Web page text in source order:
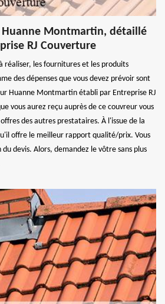
Huanne Montmartin, détaillé
RJ Couverture
réaliser, les fournitures et les produits
des dépenses que vous devez prévoir sont
Huanne Montmartin établi par Entreprise RJ
vous aurez reçu auprès de ce couvreur vous
des autres prestataires. À l'issue de la
offre le meilleur rapport qualité/prix. Vous
devis. Alors, demandez le vôtre sans plus